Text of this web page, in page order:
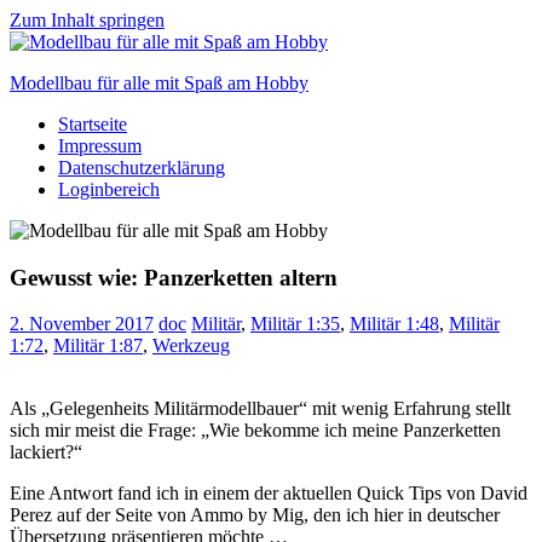
Zum Inhalt springen
Modellbau für alle mit Spaß am Hobby
Scale
modelling
to
Startseite
Impressum
Datenschutzerklärung
Loginbereich
Gewusst wie: Panzerketten altern
2. November 2017 doc Militär, Militär 1:35, Militär 1:48, Militär
1:72, Militär 1:87, Werkzeug
Als „Gelegenheits Militärmodellbauer“ mit wenig Erfahrung stellt
sich mir meist die Frage: „Wie bekomme ich meine Panzerketten
lackiert?“
Eine Antwort fand ich in einem der aktuellen Quick Tips von David
Perez auf der Seite von Ammo by Mig, den ich hier in deutscher
Übersetzung präsentieren möchte …